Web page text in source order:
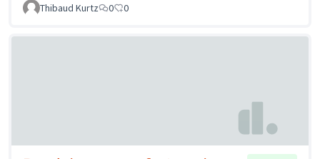
Thibaud Kurtz 0 0